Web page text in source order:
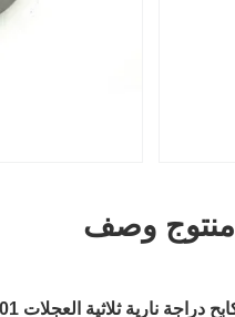
منتوج وصف